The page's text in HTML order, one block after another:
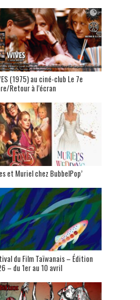
(1975) au ciné-club Le 7e
Retour à l’écran
et Muriel chez BubbelPop’
du Film Taïwanais – Édition
– du 1er au 10 avril